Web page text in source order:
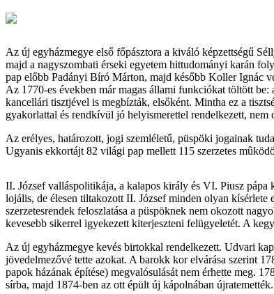
Az új egyházmegye első főpásztora a kiváló képzettségű
majd a nagyszombati érseki egyetem hittudományi karán
pap előbb Padányi Bíró Márton, majd később Koller Ignác
Az 1770-es években már magas állami funkciókat töltött be:
kancellári tisztjével is megbízták, elsőként. Mintha ez a
gyakorlattal és rendkívül jó helyismerettel rendelkezett, nem
Az erélyes, határozott, jogi szemléletű, püspöki jogainak
Ugyanis ekkortájt 82 világi pap mellett 115 szerzetes
II. József valláspolitikája, a kalapos király és VI. Piusz pápa
lojális, de élesen tiltakozott II. József minden olyan kísérlete
szerzetesrendek feloszlatása a püspöknek nem okozott
kevesebb sikerrel igyekezett kiterjeszteni felügyeletét. A
Az új egyházmegye kevés birtokkal rendelkezett. Udvari
jövedelmezővé tette azokat. A barokk kor elvárása szerint
papok házának építése) megvalósulását nem érhette meg.
sírba, majd 1874-ben az ott épült új kápolnában